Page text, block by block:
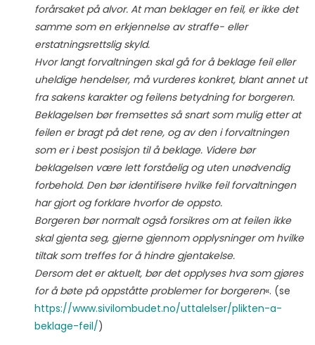
forårsaket på alvor. At man beklager en feil, er ikke det
samme som en erkjennelse av straffe- eller
erstatningsrettslig skyld.
Hvor langt forvaltningen skal gå for å beklage feil eller
uheldige hendelser, må vurderes konkret, blant annet ut
fra sakens karakter og feilens betydning for borgeren.
Beklagelsen bør fremsettes så snart som mulig etter at
feilen er bragt på det rene, og av den i forvaltningen
som er i best posisjon til å beklage. Videre bør
beklagelsen være lett forståelig og uten unødvendig
forbehold. Den bør identifisere hvilke feil forvaltningen
har gjort og forklare hvorfor de oppsto.
Borgeren bør normalt også forsikres om at feilen ikke
skal gjenta seg, gjerne gjennom opplysninger om hvilke
tiltak som treffes for å hindre gjentakelse.
Dersom det er aktuelt, bør det opplyses hva som gjøres
for å bøte på oppståtte problemer for borgeren«. (se
https://www.sivilombudet.no/uttalelser/plikten-a-
beklage-feil/)